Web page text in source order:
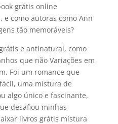
grátis online
como autoras como Ann
tão memoráveis?
e antinatural, como
que não Variações em
Foi um romance que
uma mistura de
algo único e fascinante,
desafiou minhas
livros grátis mistura